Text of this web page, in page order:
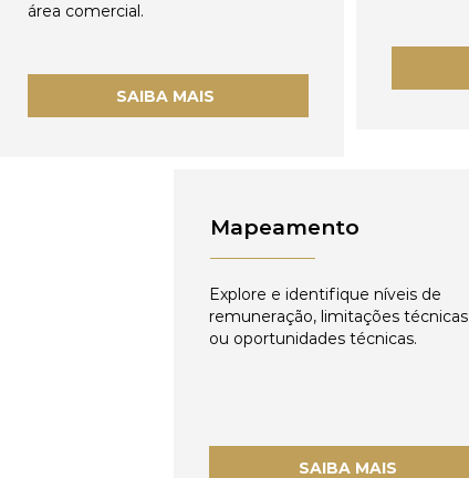
área comercial.
SAIBA MAIS
Mapeamento
Explore e identifique níveis de
remuneração, limitações técnicas
ou oportunidades técnicas.
SAIBA MAIS